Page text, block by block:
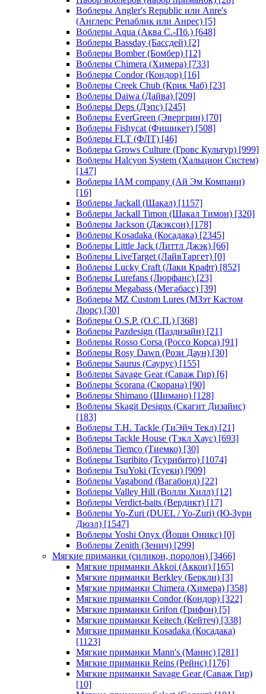
Воблеры Angler's Republic или Anre's
(Англерс Репаблик или Анрес) [5]
Воблеры Aqua (Аква С.-Пб.) [648]
Воблеры Bassday (Бассдей) [2]
Воблеры Bomber (Бомбер) [12]
Воблеры Chimera (Химера) [733]
Воблеры Condor (Кондор) [16]
Воблеры Creek Chub (Крик Чаб) [23]
Воблеры Daiwa (Дайва) [209]
Воблеры Deps (Дэпс) [245]
Воблеры EverGreen (Эвергрин) [70]
Воблеры Fishycat (Фишикет) [508]
Воблеры FLT (ФЛТ) [46]
Воблеры Grows Culture (Гровс Культур) [999]
Воблеры Halcyon System (Хальцион Систем)
[147]
Воблеры IAM company (Ай Эм Компани)
[16]
Воблеры Jackall (Шакал) [1157]
Воблеры Jackall Timon (Шакал Тимон) [320]
Воблеры Jackson (Джэксон) [178]
Воблеры Kosadaka (Косадака) [2345]
Воблеры Little Jack (Литтл Джэк) [66]
Воблеры LiveTarget (ЛайвТаргет) [0]
Воблеры Lucky Craft (Лаки Крафт) [852]
Воблеры Lurefans (Люрфанс) [23]
Воблеры Megabass (Мегабасс) [39]
Воблеры MZ Custom Lures (МЗэт Кастом
Люрс) [30]
Воблеры O.S.P. (О.С.П.) [368]
Воблеры Pazdesign (Паздизайн) [21]
Воблеры Rosso Corsa (Россо Корса) [91]
Воблеры Rosy Dawn (Рози Даун) [30]
Воблеры Saurus (Саурус) [155]
Воблеры Savage Gear (Саваж Гир) [6]
Воблеры Scorana (Скорана) [90]
Воблеры Shimano (Шимано) [128]
Воблеры Skagit Designs (Скагит Дизайнс)
[183]
Воблеры T.H. Tackle (ТиЭйч Текл) [21]
Воблеры Tackle House (Тэкл Хаус) [693]
Воблеры Tiemco (Тиемко) [30]
Воблеры Tsuribito (Тсурибито) [1074]
Воблеры TsuYoki (Тсуеки) [909]
Воблеры Vagabond (Вагабонд) [22]
Воблеры Valley Hill (Волли Хилл) [12]
Воблеры Verdict-baits (Вердикт) [17]
Воблеры Yo-Zuri (DUEL / Yo-Zuri) (Ю-Зури
Дюэл) [1547]
Воблеры Yoshi Onyx (Йоши Оникс) [0]
Воблеры Zenith (Зенич) [299]
Мягкие приманки (силикон, поролон) [3466]
Мягкие приманки Akkoi (Аккои) [165]
Мягкие приманки Berkley (Беркли) [3]
Мягкие приманки Chimera (Химера) [358]
Мягкие приманки Condor (Кондор) [322]
Мягкие приманки Grifon (Грифон) [5]
Мягкие приманки Keitech (Кейтеч) [338]
Мягкие приманки Kosadaka (Косадака)
[1123]
Мягкие приманки Mann's (Маннс) [281]
Мягкие приманки Reins (Рейнс) [176]
Мягкие приманки Savage Gear (Саваж Гир)
[10]